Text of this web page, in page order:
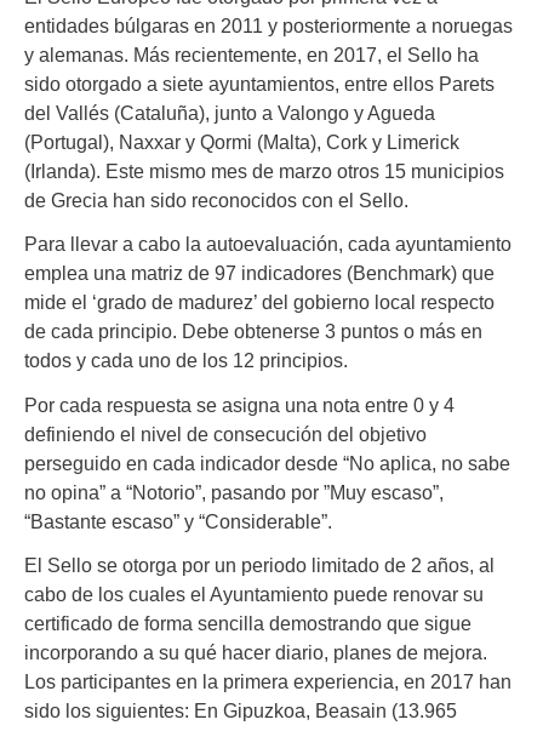
entidades búlgaras en 2011 y posteriormente a noruegas
y alemanas. Más recientemente, en 2017, el Sello ha
sido otorgado a siete ayuntamientos, entre ellos Parets
del Vallés (Cataluña), junto a Valongo y Agueda
(Portugal), Naxxar y Qormi (Malta), Cork y Limerick
(Irlanda). Este mismo mes de marzo otros 15 municipios
de Grecia han sido reconocidos con el Sello.
Para llevar a cabo la autoevaluación, cada ayuntamiento
emplea una matriz de 97 indicadores (Benchmark) que
mide el ‘grado de madurez’ del gobierno local respecto
de cada principio. Debe obtenerse 3 puntos o más en
todos y cada uno de los 12 principios.
Por cada respuesta se asigna una nota entre 0 y 4
definiendo el nivel de consecución del objetivo
perseguido en cada indicador desde “No aplica, no sabe
no opina” a “Notorio”, pasando por ”Muy escaso”,
“Bastante escaso” y “Considerable”.
El Sello se otorga por un periodo limitado de 2 años, al
cabo de los cuales el Ayuntamiento puede renovar su
certificado de forma sencilla demostrando que sigue
incorporando a su qué hacer diario, planes de mejora.
Los participantes en la primera experiencia, en 2017 han
sido los siguientes: En Gipuzkoa, Beasain (13.965